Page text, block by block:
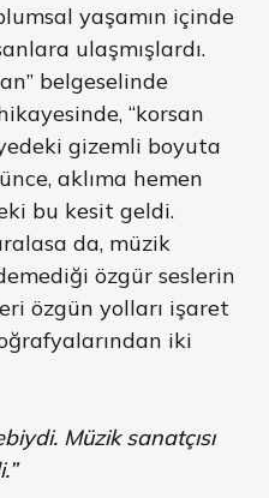
yaşamın içinde
ulaşmışlardı.
belgeselinde
“korsan
gizemli boyuta
aklıma hemen
bu kesit geldi.
da, müzik
özgür seslerin
özgün yolları işaret
iki
Müzik sanatçısı